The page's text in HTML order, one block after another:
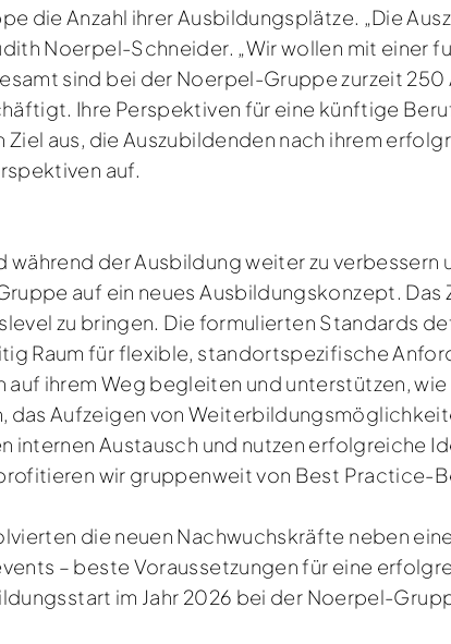
die Anzahl ihrer Ausbildungsplätze. „Die
Noerpel-Schneider. „Wir wollen mit einer
sind bei der Noerpel-Gruppe zurzeit
Ihre Perspektiven für eine künftige
aus, die Auszubildenden nach ihrem
auf.
während der Ausbildung weiter zu
auf ein neues Ausbildungskonzept. Das
zu bringen. Die formulierten Standards
Raum für flexible, standortspezifische
auf ihrem Weg begleiten und unterstützen,
Aufzeigen von
internen Austausch und nutzen erfolgreiche
wir gruppenweit von Best Practice-
die neuen Nachwuchskräfte neben
– beste Voraussetzungen für eine
im Jahr 2026 bei der Noerpel-